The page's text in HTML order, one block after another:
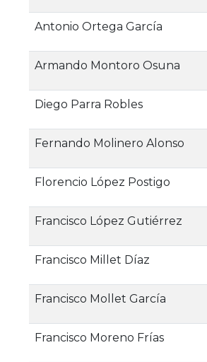
Antonio Ortega García
Armando Montoro Osuna
Diego Parra Robles
Fernando Molinero Alonso
Florencio López Postigo
Francisco López Gutiérrez
Francisco Millet Díaz
Francisco Mollet García
Francisco Moreno Frías